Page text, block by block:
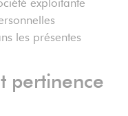
exploitante
les présentes
pertinence